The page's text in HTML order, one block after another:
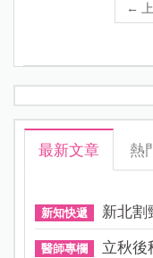
←
最新文章 熱
新知快遞 新北割
醫師專欄 立秋後